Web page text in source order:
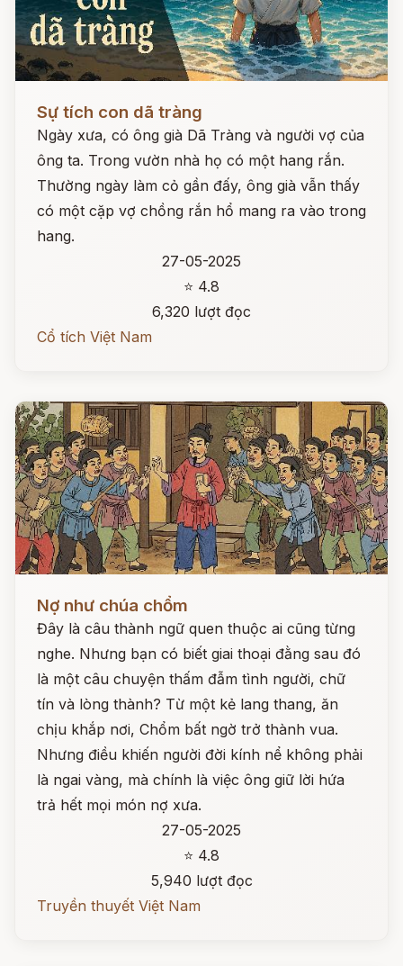
Sự tích con dã tràng
Ngày xưa, có ông già Dã Tràng và người vợ của
ông ta. Trong vườn nhà họ có một hang rắn.
Thường ngày làm cỏ gần đấy, ông già vẫn thấy
có một cặp vợ chồng rắn hổ mang ra vào trong
hang.
27-05-2025
⭐ 4.8
6,320 lượt đọc
Cổ tích Việt Nam
Nợ như chúa chổm
Đây là câu thành ngữ quen thuộc ai cũng từng
nghe. Nhưng bạn có biết giai thoại đằng sau đó
là một câu chuyện thấm đẫm tình người, chữ
tín và lòng thành? Từ một kẻ lang thang, ăn
chịu khắp nơi, Chổm bất ngờ trở thành vua.
Nhưng điều khiến người đời kính nể không phải
là ngai vàng, mà chính là việc ông giữ lời hứa
trả hết mọi món nợ xưa.
27-05-2025
⭐ 4.8
5,940 lượt đọc
Truyền thuyết Việt Nam